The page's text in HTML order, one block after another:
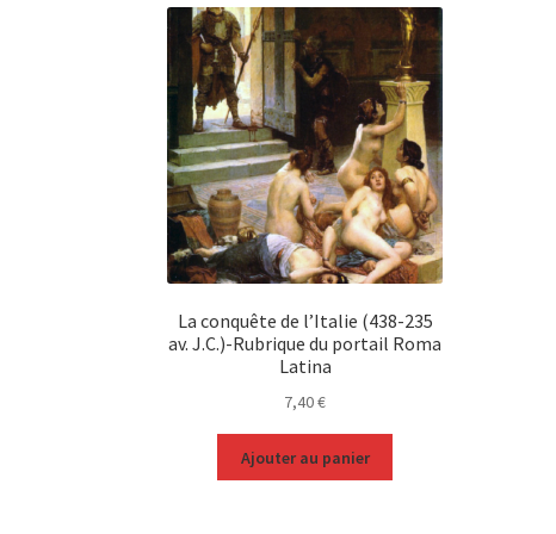
La conquête de l’Italie (438-235
av. J.C.)-Rubrique du portail Roma
Latina
7,40€
Ajouter au panier